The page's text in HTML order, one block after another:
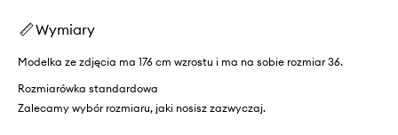
Wymiary
Modelka ze zdjęcia ma 176 cm wzrostu i ma na sobie rozmiar 36.
Rozmiarówka standardowa
Zalecamy wybór rozmiaru, jaki nosisz zazwyczaj.